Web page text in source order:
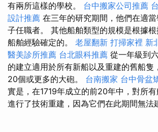
有兩所這樣的學校。 台中搬家公司推薦
設計推薦 在三年的研究期間，他們在適
子任職者。 其他船舶類型的規模是根據
船舶經驗確定的。 老屋翻新 打掃家裡 新
醫美診所推薦 台北眼科推薦 從一年級到
的建立適用於所有新船以及重建的舊船隻
20個或更多的大砲。 台南搬家 台中骨盆
實是，在1719年成立的前20年中，對所
進行了技術重建，因為它們在此期間無法